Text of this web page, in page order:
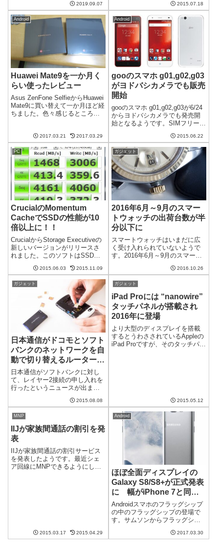
体の撮影機能が強化されるよう
です。動体撮影が行えるMotion
Mod...
2019.09.07
スされたiPod nanoやiPod shuffle
ではApple Musicが使えないそう
です。なぜ非...
2015.07.18
Android
Huawei Mate9を一か月く
らい使ったレビュー
Asus ZenFone SelfieからHuawei
Mate9に買い替えて一か月ほど経
ちました。色々感じるところが
Mate9についての個別の記事はこ
ちらを参照ください。大画面
は...
2017.03.21 2017.03.29
Android
gooのスマホ g01,g02,g03
がヨドバシカメラでも販売
開始
gooのスマホ g01,g02,g03が6/24
からヨドバシカメラでも発売開
始となるようです。SIMフリーの
ザーにとってはうれしいです
ね。gooのスマホ g01,g02,g03と
はいずれもZTE BLADEがベー...
2015.06.22
PC
CrucialのMomentum
CacheでSSDの性能が10
倍以上に！！
CrucialからStorage Executiveの
新しいバージョンがリリースさ
れました。このソフトはSSDの
やSSDの上体確認が行えるので
すが、今回から「Momentum
Cache」というSSDの性能を向
2015.06.03 2015.11.09
ガジェット
2016年6月～9月のスマー
トウォッチの出荷台数が半
分以下に
スマートウォッチはいまだに広
く受け入れられていないようで
す。2016年6月～9月のスマート
比で51.6%も減少したそうです。
少IDCの調査によると、2016年6
月～9月に出荷され...
2016.10.26
ガジェット
日本通信がドコモとソフト
バンクのネットワークを自
動で切り替えるルーターを
使うための申し入れを行う
日本通信がソフトバンクに対し
て、レイヤー2接続の申し入れを
行ったというニュースが出まし
ば、すでにレイヤー2接続してい
ソフトバンクの間でネットワー
クを切り替えることができる製
品を実現す...
2015.08.08
ガジェット
iPad Proには “nanowire”
タッチパネルが搭載され
2016年に登場
より大型のディスプレイを搭載
するとうわさされているAppleの
iPad Proですが、そのタッチパネ
2015.05.12
MNP
IIJが家族間通話の割引を発
表
IIJが家族間通話の割引サービス
を発表したようです。最近シェ
ア回線にMNPできるようにして
2015.03.17 2015.04.29
Android
ほぼ全面ディスプレイの
Galaxy S8/S8+が正式発表
に 幅がiPhone 7と同等
で5.8インチディスプレイ
搭載
Androidスマホのフラッグシップ
の中のフラッグシップの登場で
す。サムソンからフラッグシッ
されました。なんといってもフ
2017.03.30